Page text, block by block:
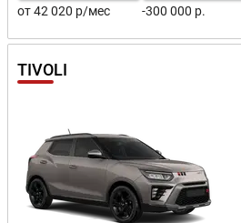
от 42 020 р/мес -300 000 р.
TIVOLI